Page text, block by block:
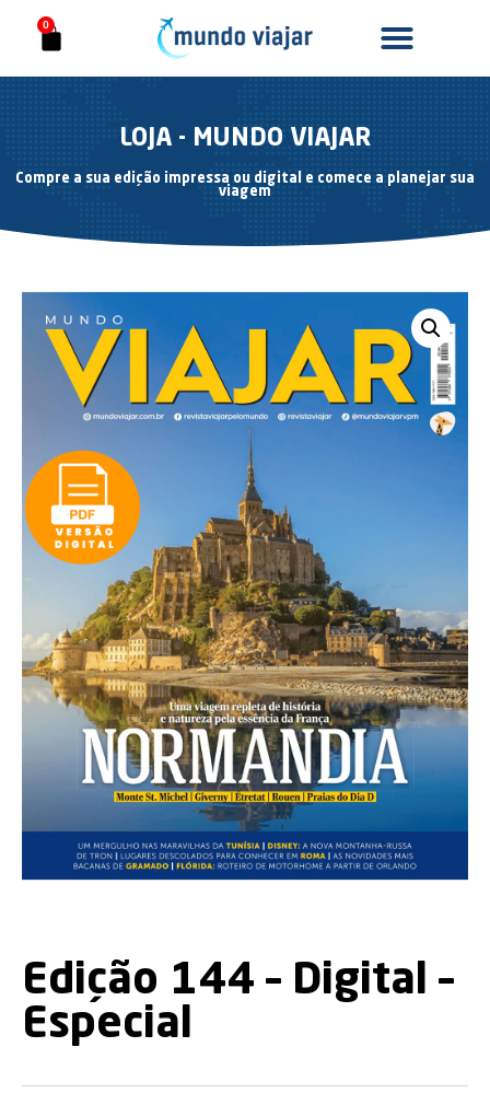
0
LOJA - MUNDO VIAJAR
Compre a sua edição impressa ou digital e comece a planejar sua
viagem
Edição 144 – Digital –
Especial